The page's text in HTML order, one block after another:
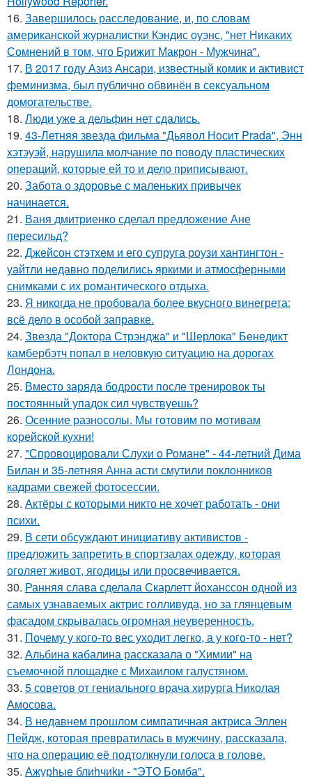
16. Завершилось расследование, и, по словам
американской журналистки Кэндис оуэнс, "нет Никаких
Сомнений в том, что Брижит Макрон - Мужчина".
17. В 2017 году Азиз Ансари, известный комик и активист
феминизма, был публично обвинён в сексуальном
домогательстве.
18. Люди уже а дельфин нет сдались.
19. 43-Летняя звезда фильма "Дьявол Носит Prada", Энн
хэтэуэй, нарушила молчание по поводу пластических
операций, которые ей то и дело приписывают.
20. Забота о здоровье с маленьких привычек
начинается.
21. Ваня дмитриенко сделал предложение Ане
пересильд?
22. Джейсон стэтхем и его супруга роузи хантингтон -
уайтли недавно поделились яркими и атмосферными
снимками с их романтического отдыха.
23. Я никогда не пробовала более вкусного винегрета:
всё дело в особой заправке.
24. Звезда "Доктора Стрэнджа" и "Шерлока" Бенедикт
камбербэтч попал в неловкую ситуацию на дорогах
Лондона.
25. Вместо заряда бодрости после тренировок ты
постоянный упадок сил чувствуешь?
26. Осенние разносолы. Мы готовим по мотивам
корейской кухни!
27. "Спровоцировали Слухи о Романе" - 44-летний Дима
Билан и 35-летняя Анна асти смутили поклонников
кадрами свежей фотосессии.
28. Актёры с которыми никто не хочет работать - они
психи.
29. В сети обсуждают инициативу активистов -
предложить запретить в спортзалах одежду, которая
оголяет живот, ягодицы или просвечивается.
30. Ранняя слава сделала Скарлетт йоханссон одной из
самых узнаваемых актрис голливуда, но за глянцевым
фасадом скрывалась огромная неуверенность.
31. Почему у кого-то вес уходит легко, а у кого-то - нет?
32. Альбина кабалина рассказала о "Химии" на
съемочной площадке с Михаилом галустяном.
33. 5 советов от гениального врача хирурга Николая
Амосова.
34. В недавнем прошлом симпатичная актриса Эллен
Пейдж, которая превратилась в мужчину, рассказала,
что на операцию её подтолкнули голоса в голове.
35. Ажурhые блиhчиkи - "ЭТO Бомба".